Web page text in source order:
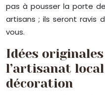
pas à pousser la porte
artisans ; ils seront ravis
vous.
Idées
l’artisanat
décoration